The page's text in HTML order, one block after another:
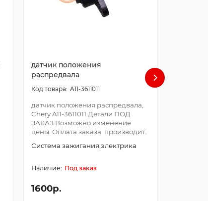
датчик положения
распредвала
A11-3611011
датчик положения распредвала,
Chery A11-3611011.Детали ПОД
ЗАКАЗ Возможно изменение
цены. Оплата заказа производит..
Система зажигания,электрика
Под заказ
1600р.